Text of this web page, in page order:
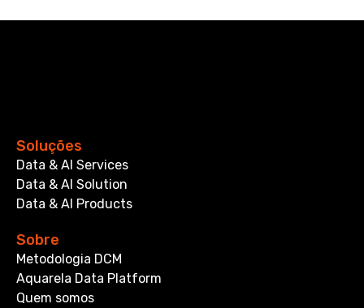
Soluções
Data & AI Services
Data & AI Solution
Data & AI Products
Sobre
Metodologia DCM
Aquarela Data Platform
Quem somos